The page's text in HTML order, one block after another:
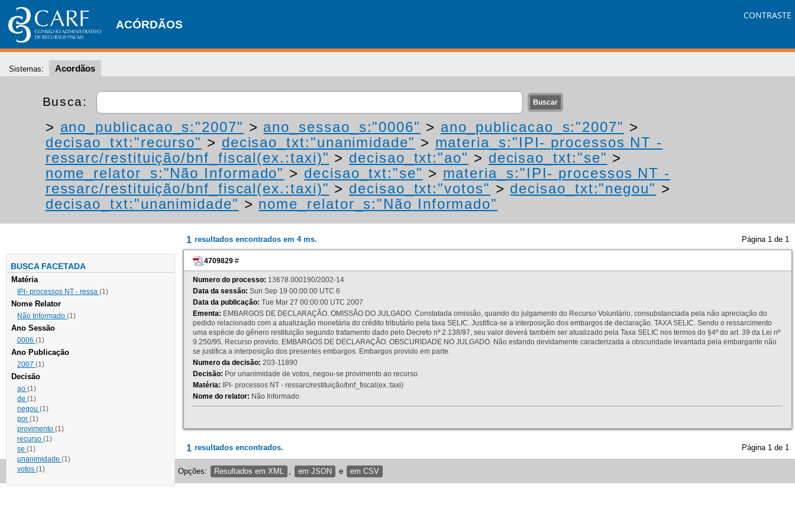
ACÓRDÃOS
CONTRASTE
Sistemas: Acordãos
Busca:
> ano_publicacao_s:"2007" > ano_sessao_s:"0006" > ano_publicacao_s:"2007" >
decisao_txt:"recurso" > decisao_txt:"unanimidade" > materia_s:"IPI- processos NT -
ressarc/restituição/bnf_fiscal(ex.:taxi)" > decisao_txt:"ao" > decisao_txt:"se" >
nome_relator_s:"Não Informado" > decisao_txt:"se" > materia_s:"IPI- processos NT -
ressarc/restituição/bnf_fiscal(ex.:taxi)" > decisao_txt:"votos" > decisao_txt:"negou" >
decisao_txt:"unanimidade" > nome_relator_s:"Não Informado"
BUSCA FACETADA
Matéria
IPI- processos NT - ressa (1)
Nome Relator
Não Informado (1)
Ano Sessão
0006 (1)
Ano Publicação
2007 (1)
Decisão
ao (1)
de (1)
negou (1)
por (1)
provimento (1)
recurso (1)
se (1)
unanimidade (1)
votos (1)
1 resultados encontrados em 4 ms. Página 1 de 1
4709829 #
Numero do processo: 13678.000190/2002-14
Data da sessão: Sun Sep 19 00:00:00 UTC 6
Data da publicação: Tue Mar 27 00:00:00 UTC 2007
Ementa: EMBARGOS DE DECLARAÇÃO. OMISSÃO DO JULGADO. Constatada omissão, quando do julgamento do Recurso Voluntário, consubstanciada pela não apreciação do
pedido relacionado com a atualização monetária do crédito tributário pela taxa SELIC. Justifica-se a interposição dos embargos de declaração. TAXA SELIC. Sendo o ressarcimento
uma espécie do gênero restituição segundo tratamento dado pelo Decreto nº 2.138/97, seu valor deverá também ser atualizado pela Taxa SELIC nos termos do §4º do art. 39 da Lei nº
9.250/95. Recurso provido. EMBARGOS DE DECLARAÇÃO. OBSCURIDADE NO JULGADO. Não estando devidamente caracterizada a obscuridade levantada pela embargante não
se justifica a interposição dos presentes embargos. Embargos provido em parte.
Numero da decisão: 203-11890
Decisão: Por unanimidade de votos, negou-se provimento ao recurso.
Matéria: IPI- processos NT - ressarc/restituição/bnf_fiscal(ex.:taxi)
Nome do relator: Não Informado
1 resultados encontrados. Página 1 de 1
Opções: Resultados em XML em JSON e em CSV